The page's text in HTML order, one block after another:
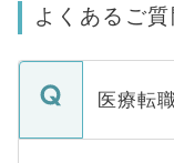
よくあるご質
医療転